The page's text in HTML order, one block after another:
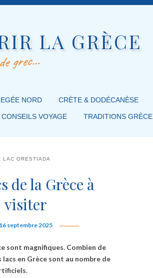
LA GRÈCE
grec…
PRINCIPALE
NORD CRÈTE & DODÉCANÈSE
CONSEILS VOYAGE TRADITIONS GRÈCE
:LAC ORESTIADA
de la Grèce à
visiter
16 septembre 2025
sont magnifiques. Combien de
lacs en Grèce sont au nombre de
.